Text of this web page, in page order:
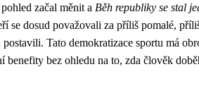
začal měnit a Běh republiky se stal
se dosud považovali za příliš pomalé,
Tato demokratizace sportu má
benefity bez ohledu na to, zda člověk